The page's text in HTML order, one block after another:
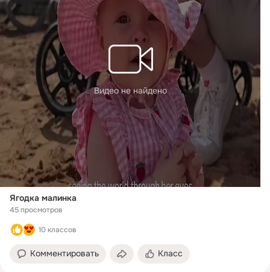
Видео не найдено
Ягодка малинка
45 просмотров
10 классов
Комментировать Класс